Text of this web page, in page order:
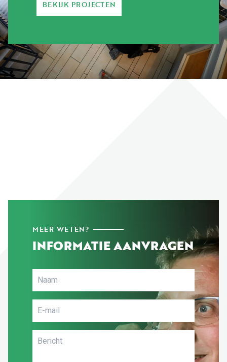
BEKIJK PROJECTEN
MEER WETEN?
INFORMATIE AANVRAGEN